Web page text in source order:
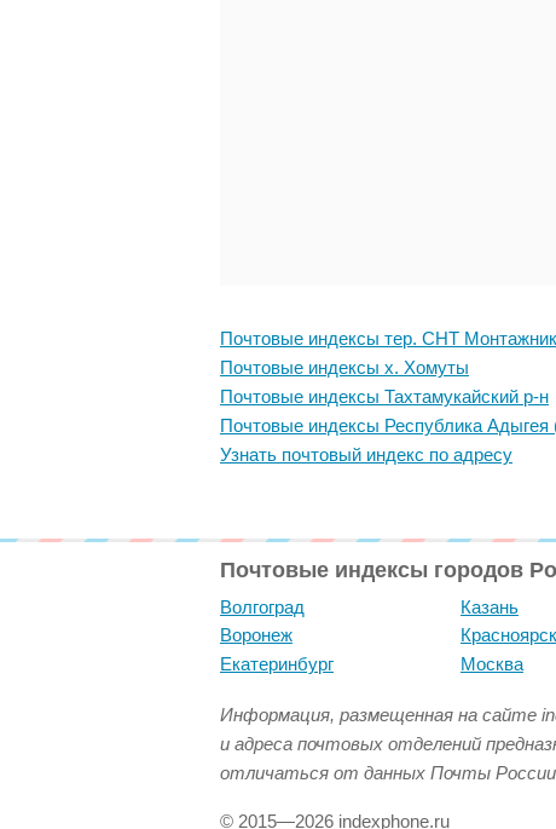
Почтовые индексы тер. СНТ Монтажник
Почтовые индексы х. Хомуты
Почтовые индексы Тахтамукайский р-н
Почтовые индексы Республика Адыгея
Узнать почтовый индекс по адресу
Почтовые индексы городов
Волгоград
Воронеж
Екатеринбург
Казань
Красноярск
Москва
Информация, размещенная на сайте
и адреса почтовых отделений
отличаться от данных Почты
© 2015—2026 indexphone.ru